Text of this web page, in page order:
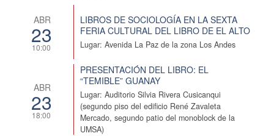
ABR
23
10:00
LIBROS DE SOCIOLOGÍA EN LA SEXTA
FERIA CULTURAL DEL LIBRO DE EL ALTO
Lugar: Avenida La Paz de la zona Los Andes
ABR
23
18:00
PRESENTACIÓN DEL LIBRO: EL
“TEMIBLE” GUANAY
Lugar: Auditorio Silvia Rivera Cusicanqui
(segundo piso del edificio René Zavaleta
Mercado, segundo patio del monoblock de la
UMSA)